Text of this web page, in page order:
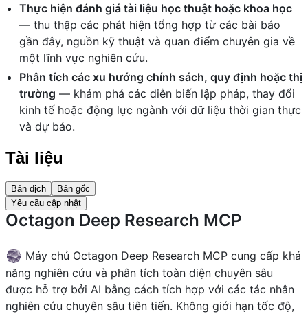
Thực hiện đánh giá tài liệu học thuật hoặc khoa học
— thu thập các phát hiện tổng hợp từ các bài báo
gần đây, nguồn kỹ thuật và quan điểm chuyên gia về
một lĩnh vực nghiên cứu.
Phân tích các xu hướng chính sách, quy định hoặc thị
trường — khám phá các diễn biến lập pháp, thay đổi
kinh tế hoặc động lực ngành với dữ liệu thời gian thực
và dự báo.
Tài liệu
Bản dịch
Bản gốc
Yêu cầu cập nhật
Octagon Deep Research MCP
Máy chủ Octagon Deep Research MCP cung cấp khả
năng nghiên cứu và phân tích toàn diện chuyên sâu
được hỗ trợ bởi AI bằng cách tích hợp với các tác nhân
nghiên cứu chuyên sâu tiên tiến. Không giới hạn tốc độ,